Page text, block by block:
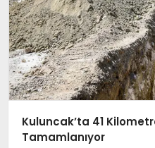
Kuluncak’ta 41
Tamamlanıyor